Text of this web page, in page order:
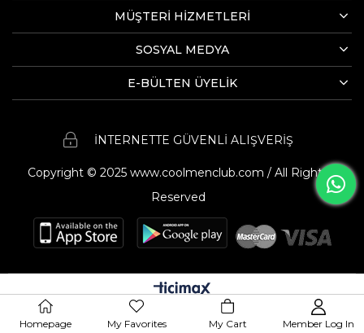
MÜŞTERİ HİZMETLERİ
SOSYAL MEDYA
E-BÜLTEN ÜYELİK
İNTERNETTE GÜVENLİ ALIŞVERİŞ
Copyright © 2025 www.coolmenclub.com / All Rights
Reserved
Homepage My Favorites My Cart Member Log In